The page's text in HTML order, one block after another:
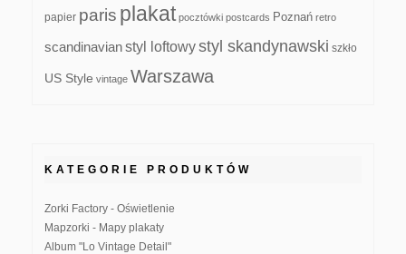
papier paris plakat pocztówki postcards Poznań retro
scandinavianstyl loftowystyl skandynawski szkło
US Style vintage Warszawa
KATEGORIE PRODUKTÓW
Zorki Factory - Oświetlenie
Mapzorki - Mapy plakaty
Album "Lo Vintage Detail"